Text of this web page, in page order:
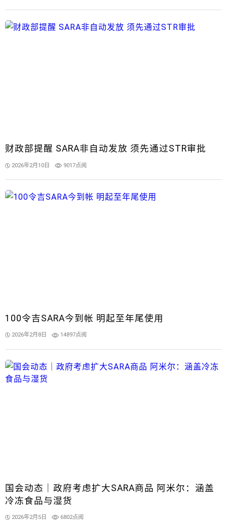
财政部提醒 SARA非自动发放 须先通过STR审批
2026年2月10日 9017点阅
100令吉SARA今到帐 明起至年尾使用
2026年2月8日 14897点阅
国会动态｜政府考虑扩大SARA商品 阿米尔：涵盖
冷冻食品与湿货
2026年2月5日 6802点阅